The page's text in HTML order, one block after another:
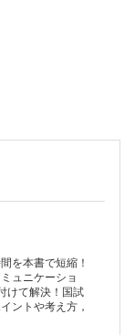
修に対する悩み・不安
スキル／国が定める
者さんとのコミュニ
情をコントロールする
る／コミュニケーショ
んとのコミュニケー
すると難しい…／看護
重視・優先しているこ
示／上手くコミュニ
しちゃう… ～他職種
を本書で短縮！
ュニケーショ
けて解決！国試
ントや考え方，